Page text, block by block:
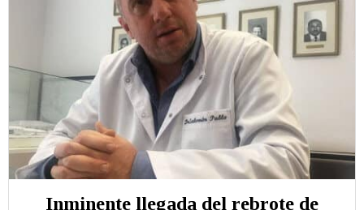
Inminente llegada del rebrote de